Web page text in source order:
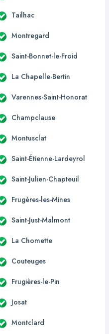
Tailhac
Montregard
Saint-Bonnet-le-Froid
La Chapelle-Bertin
Varennes-Saint-Honorat
Champclause
Montusclat
Saint-Étienne-Lardeyrol
Saint-Julien-Chapteuil
Frugères-les-Mines
Saint-Just-Malmont
La Chomette
Couteuges
Frugières-le-Pin
Josat
Montclard